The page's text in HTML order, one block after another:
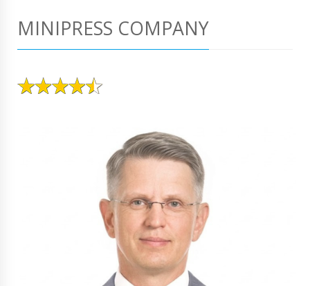
MINIPRESS COMPANY